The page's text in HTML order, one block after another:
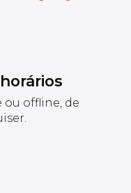
offline, de